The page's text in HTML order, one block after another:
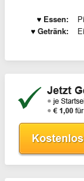
Essen:
Getränk: